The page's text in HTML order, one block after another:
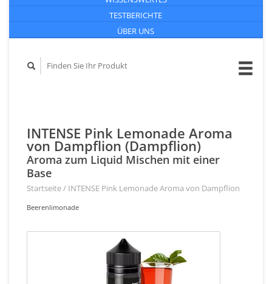
TESTBERICHTE
ÜBER UNS
INTENSE Pink Lemonade Aroma
von Dampflion (Dampflion)
Aroma zum Liquid Mischen mit einer
Base
Startseite/ INTENSE Pink Lemonade Aroma von Dampflion
Beerenlimonade